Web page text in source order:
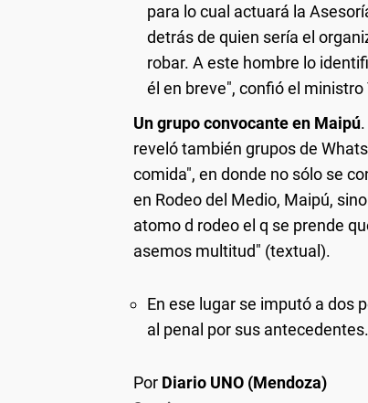
para lo cual actuará la
detrás de quien sería el
robar. A este hombre lo
él en breve", confió el ministro
Un grupo convocante en Maipú
reveló también grupos de
comida", en donde no sólo se
en Rodeo del Medio, Maipú,
atomo d rodeo el q se prende
asemos multitud" (textual).
En ese lugar se imputó a dos
al penal por sus antecedentes.
Por Diario UNO (Mendoza)